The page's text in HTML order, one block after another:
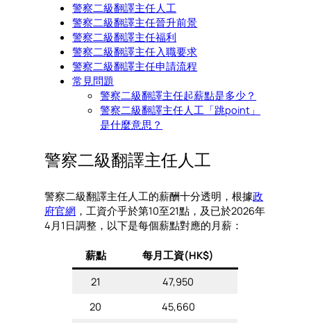
警察二級翻譯主任人工
警察二級翻譯主任晉升前景
警察二級翻譯主任福利
警察二級翻譯主任入職要求
警察二級翻譯主任申請流程
常見問題
警察二級翻譯主任起薪點是多少？
警察二級翻譯主任人工「跳point」
是什麼意思？
警察二級翻譯主任人工
警察二級翻譯主任人工的薪酬十分透明，根據政
府官網 ，工資介乎於第10至21點，及已於2026年
4月1日調整，以下是每個薪點對應的月薪：
薪點
每月工資(HK$)
21
47,950
20
45,660